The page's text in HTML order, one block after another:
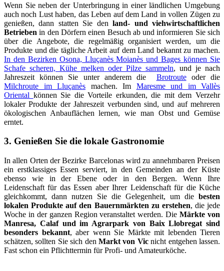
Wenn Sie neben der Unterbringung in einer ländlichen Umgebung
auch noch Lust haben, das Leben auf dem Land in vollen Zügen zu
genießen, dann statten Sie denland- und viehwirtschaftlichen
Betrieben in den Dörfern einen Besuch ab und informieren Sie sich
über die Angebote, die regelmäßig organisiert werden, um die
Produkte und die tägliche Arbeit auf dem Land bekannt zu machen.
In den Bezirken Osona, Lluçanès Moianès und Bages können Sie
Schafe scheren, Kühe melken oder Pilze sammeln, und je nach
Jahreszeit können Sie unter anderem die Brotrouteoder die
Milchroute im Lluçanès machen. Im Maresme und im Vallès
Oriental können Sie die Vorteile erkunden, die mit dem Verzehr
lokaler Produkte der Jahreszeit verbunden sind, und auf mehreren
ökologischen Anbauflächen lernen, wie man Obst und Gemüse
erntet.
3. Genießen Sie die lokale Gastronomie
In allen Orten der Bezirke Barcelonas wird zu annehmbaren Preisen
ein erstklassiges Essen serviert, in den Gemeinden an der Küste
ebenso wie in der Ebene oder in den Bergen. Wenn Ihre
Leidenschaft für das Essen aber Ihrer Leidenschaft für die Küche
gleichkommt, dann nutzen Sie die Gelegenheit, um die besten
lokalen Produkte auf den Bauernmärkten zu erstehen, die jede
Woche in der ganzen Region veranstaltet werden. DieMärkte von
Manresa, Calaf und im Agrarpark von Baix Llobregat sind
besonders bekannt, aber wenn Sie Märkte mit lebenden Tieren
schätzen, sollten Sie sich den Markt von Vicnicht entgehen lassen.
Fast schon ein Pflichttermin für Profi- und Amateurköche.